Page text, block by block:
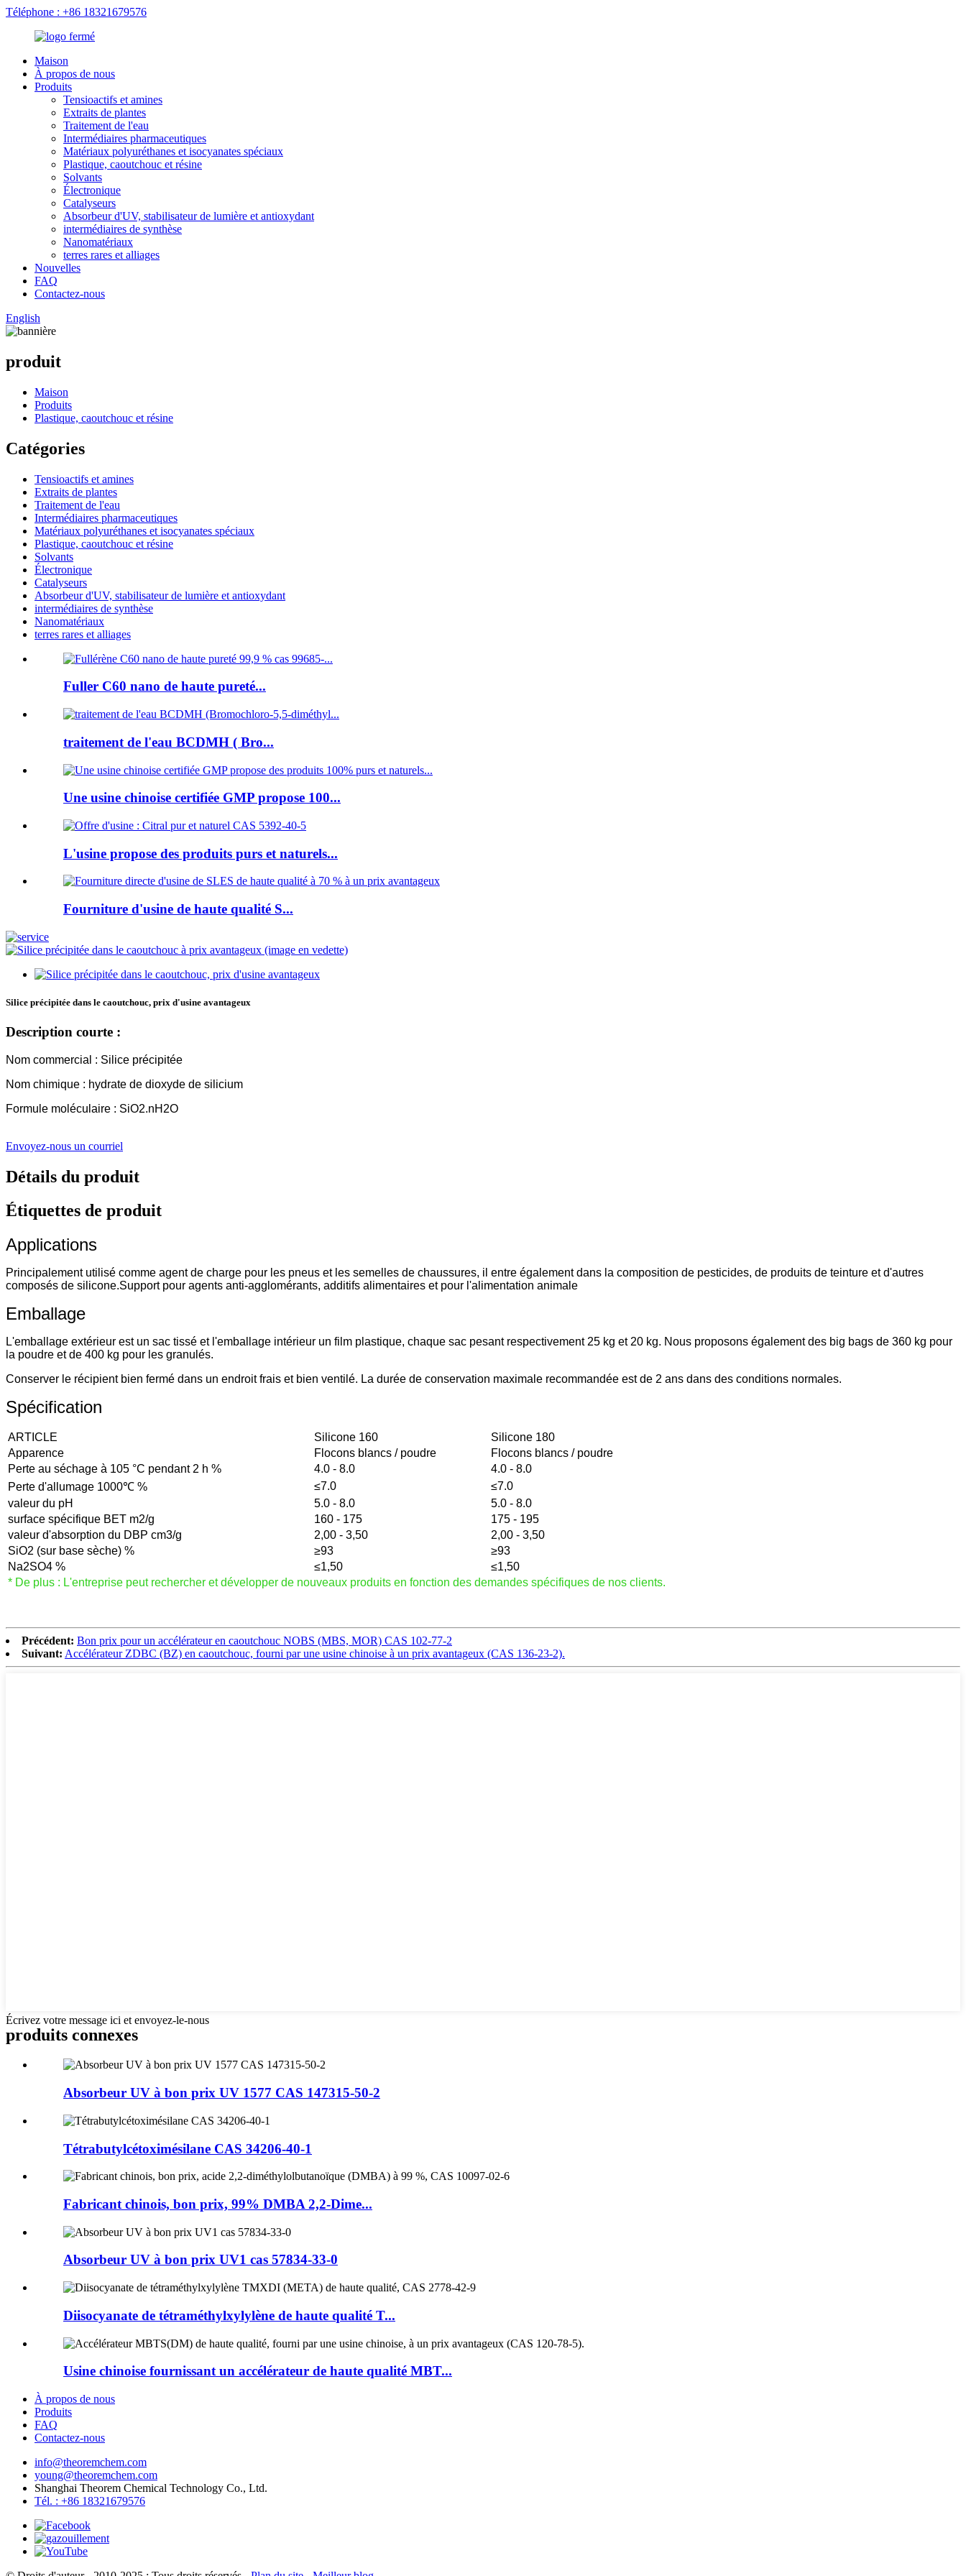
Téléphone : +86 18321679576
Maison
À propos de nous
Produits
Tensioactifs et amines
Extraits de plantes
Traitement de l'eau
Intermédiaires pharmaceutiques
Matériaux polyuréthanes et isocyanates spéciaux
Plastique, caoutchouc et résine
Solvants
Électronique
Catalyseurs
Absorbeur d'UV, stabilisateur de lumière et antioxydant
intermédiaires de synthèse
Nanomatériaux
terres rares et alliages
Nouvelles
FAQ
Contactez-nous
English
produit
Maison
Produits
Plastique, caoutchouc et résine
Catégories
Tensioactifs et amines
Extraits de plantes
Traitement de l'eau
Intermédiaires pharmaceutiques
Matériaux polyuréthanes et isocyanates spéciaux
Plastique, caoutchouc et résine
Solvants
Électronique
Catalyseurs
Absorbeur d'UV, stabilisateur de lumière et antioxydant
intermédiaires de synthèse
Nanomatériaux
terres rares et alliages
Fuller C60 nano de haute pureté...
traitement de l'eau BCDMH ( Bro...
Une usine chinoise certifiée GMP propose 100...
L'usine propose des produits purs et naturels...
Fourniture d'usine de haute qualité S...
Silice précipitée dans le caoutchouc, prix d'usine avantageux
Description courte :
Nom commercial : Silice précipitée
Nom chimique : hydrate de dioxyde de silicium
Formule moléculaire : SiO2.nH2O
Envoyez-nous un courriel
Détails du produit
Étiquettes de produit
Applications
Principalement utilisé comme agent de charge pour les pneus et les semelles de chaussures, il entre également dans la composition de pesticides, de produits de teinture et d'autres
composés de silicone.Support pour agents anti-agglomérants, additifs alimentaires et pour l'alimentation animale
Emballage
L'emballage extérieur est un sac tissé et l'emballage intérieur un film plastique, chaque sac pesant respectivement 25 kg et 20 kg. Nous proposons également des big bags de 360 ​​kg pour
la poudre et de 400 kg pour les granulés.
Conserver le récipient bien fermé dans un endroit frais et bien ventilé. La durée de conservation maximale recommandée est de 2 ans dans des conditions normales.
Spécification
ARTICLE Silicone 160
Silicone 180
Apparence
Flocons blancs / poudre
Flocons blancs / poudre
Perte au séchage à 105 °C pendant 2 h %
4.0 - 8.0
4.0 - 8.0
Perte d'allumage 1000℃ %
≤7.0
≤7.0
valeur du pH
5.0 - 8.0
5.0 - 8.0
surface spécifique BET m2/g
160 - 175
175 - 195
valeur d'absorption du DBP cm3/g
2,00 - 3,50
2,00 - 3,50
SiO2 (sur base sèche) %
≥93
≥93
Na2SO4 %
≤1,50
≤1,50
* De plus : L'entreprise peut rechercher et développer de nouveaux produits en fonction des demandes spécifiques de nos clients.
Précédent: Bon prix pour un accélérateur en caoutchouc NOBS (MBS, MOR) CAS 102-77-2
Suivant: Accélérateur ZDBC (BZ) en caoutchouc, fourni par une usine chinoise à un prix avantageux (CAS 136-23-2).
Écrivez votre message ici et envoyez-le-nous
produits connexes
Absorbeur UV à bon prix UV 1577 CAS 147315-50-2
Tétrabutylcétoximésilane CAS 34206-40-1
Fabricant chinois, bon prix, 99% DMBA 2,2-Dime...
Absorbeur UV à bon prix UV1 cas 57834-33-0
Diisocyanate de tétraméthylxylylène de haute qualité T...
Usine chinoise fournissant un accélérateur de haute qualité MBT...
À propos de nous
Produits
FAQ
Contactez-nous
info@theoremchem.com
young@theoremchem.com
Shanghai Theorem Chemical Technology Co., Ltd.
Tél. : +86 18321679576